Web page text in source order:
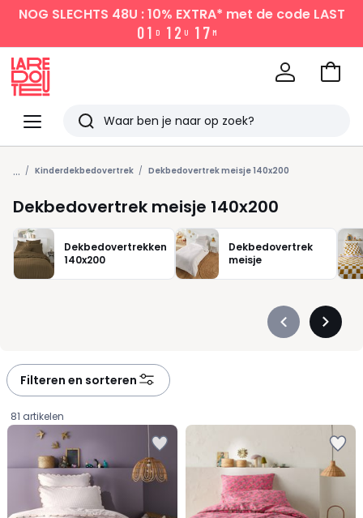
NOG SLECHTS 48U : 10% EXTRA* met de code LAST
01 D 1 2 U 1 7 M
Menu
Redoute
Zoeken
Laatst
bekeken
Naar
... Kinderdekbedovertrek Dekbedovertrek meisje 140x200
Dekbedovertrek meisje 140x200
Dekbedovertrekken
140x200
Dekbedovertrek
meisje
Précédent
Filteren en sorteren
81 artikelen